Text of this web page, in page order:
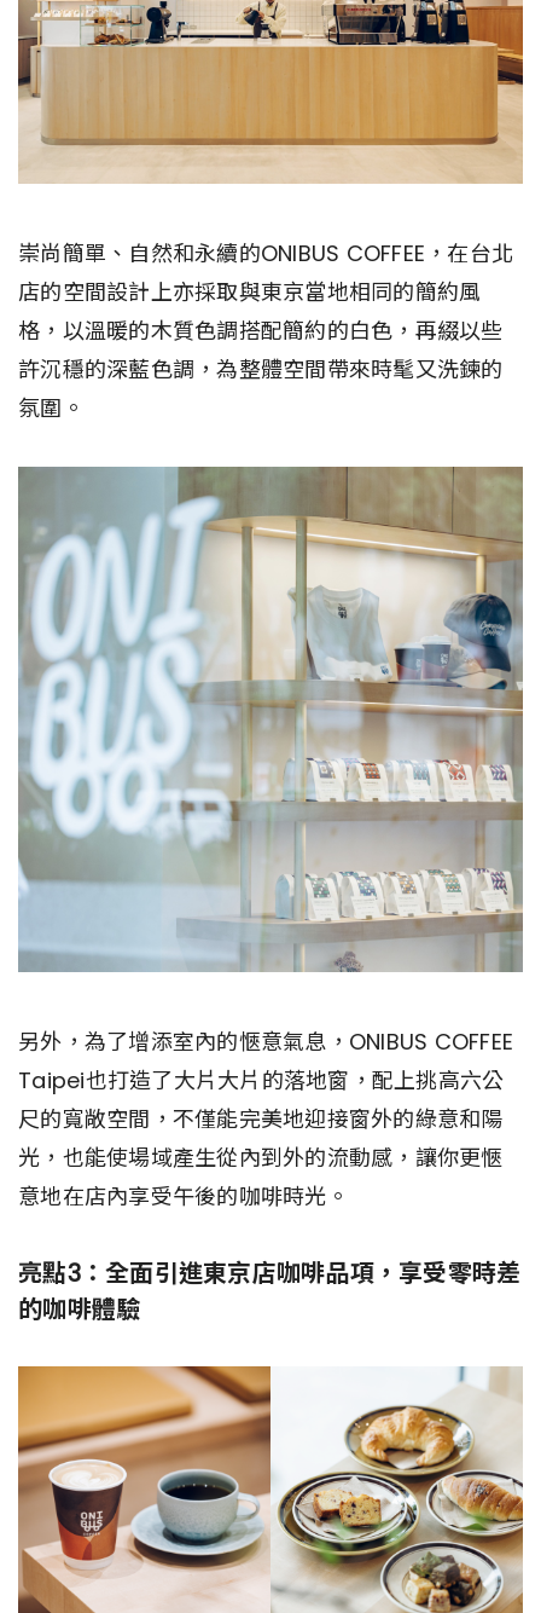
崇尚簡單、自然和永續的ONIBUS COFFEE，在台北
店的空間設計上亦採取與東京當地相同的簡約風
格，以溫暖的木質色調搭配簡約的白色，再綴以些
許沉穩的深藍色調，為整體空間帶來時髦又洗鍊的
氛圍。
另外，為了增添室內的愜意氣息，ONIBUS COFFEE
Taipei也打造了大片大片的落地窗，配上挑高六公
尺的寬敞空間，不僅能完美地迎接窗外的綠意和陽
光，也能使場域產生從內到外的流動感，讓你更愜
意地在店內享受午後的咖啡時光。
亮點3：全面引進東京店咖啡品項，享受零時差
的咖啡體驗